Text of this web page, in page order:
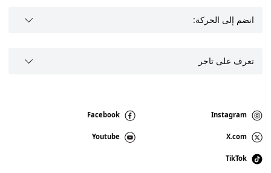
انضم إلى الحركة:
تعرف على تاجر
Instagram
Facebook
X.com
Youtube
TikTok